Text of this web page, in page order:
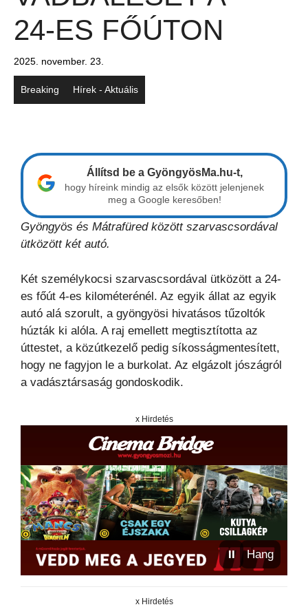
24-ES FŐÚTON
2025. november. 23.
Breaking Hírek - Aktuális
Állítsd be a GyöngyösMa.hu-t,
hogy híreink mindig az elsők között jelenjenek
meg a Google keresőben!
Gyöngyös és Mátrafüred között szarvascsordával
ütközött két autó.
Két személykocsi szarvascsordával ütközött a 24-
es főút 4-es kilométerénél. Az egyik állat az egyik
autó alá szorult, a gyöngyösi hivatásos tűzoltók
húzták ki alóla. A raj emellett megtisztította az
úttestet, a közútkezelő pedig síkosságmentesített,
hogy ne fagyjon le a burkolat. Az elgázolt jószágról
a vadásztársaság gondoskodik.
x Hirdetés
⏸ Hang
x Hirdetés